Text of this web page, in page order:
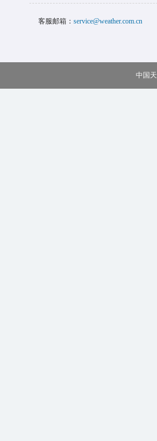
客服邮箱： service@weather.com.cn
中国